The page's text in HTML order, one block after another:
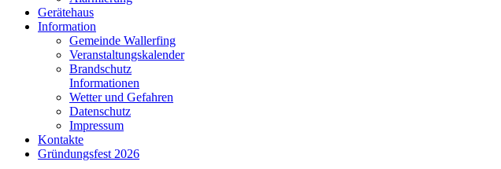
Gerätehaus
Information
Gemeinde Wallerfing
Veranstaltungskalender
Brandschutz
Informationen
Wetter und Gefahren
Datenschutz
Impressum
Kontakte
Gründungsfest 2026